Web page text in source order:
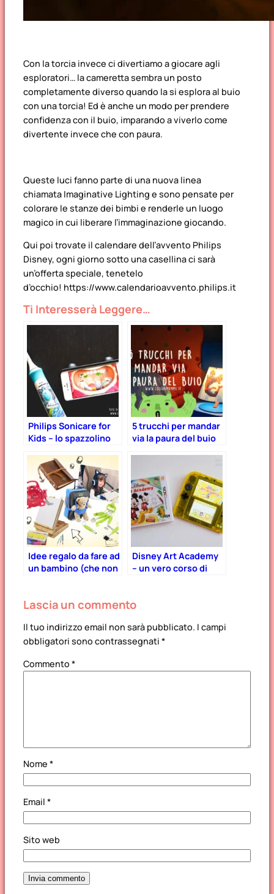
Con la torcia invece ci divertiamo a giocare agli
esploratori… la cameretta sembra un posto
completamente diverso quando la si esplora al buio
con una torcia! Ed è anche un modo per prendere
confidenza con il buio, imparando a viverlo come
divertente invece che con paura.
Queste luci fanno parte di una nuova linea
chiamata Imaginative Lighting e sono pensate per
colorare le stanze dei bimbi e renderle un luogo
magico in cui liberare l’immaginazione giocando.
Qui poi trovate il calendare dell’avvento Philips
Disney, ogni giorno sotto una casellina ci sarà
un’offerta speciale, tenetelo
d’occhio! https://www.calendarioavvento.philips.it
Ti Interesserà Leggere…
Philips Sonicare for
Kids – lo spazzolino
bambini (con app
abbinata)
5 trucchi per mandar
via la paura del buio
Idee regalo da fare ad
un bambino (che non
Disney Art Academy
– un vero corso di
Lascia un commento
Il tuo indirizzo email non sarà pubblicato. I campi
obbligatori sono contrassegnati *
Commento *
Nome *
Email *
Sito web